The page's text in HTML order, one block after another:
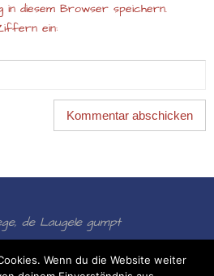
in diesem Browser speichern.
ein:
de Laugele gumpt
Nirvana& WordPress.
Wenn du die Website weiter